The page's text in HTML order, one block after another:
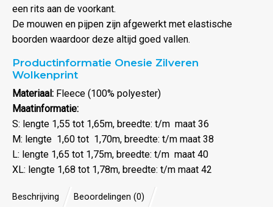
een rits aan de voorkant.
De mouwen en pijpen zijn afgewerkt met elastische
boorden waardoor deze altijd goed vallen.
Productinformatie Onesie Zilveren
Wolkenprint
Materiaal: Fleece (100% polyester)
Maatinformatie:
S: lengte 1,55 tot 1,65m, breedte: t/m maat 36
M: lengte 1,60 tot 1,70m, breedte: t/m maat 38
L: lengte 1,65 tot 1,75m, breedte: t/m maat 40
XL: lengte 1,68 tot 1,78m, breedte: t/m maat 42
Beschrijving Beoordelingen (0)